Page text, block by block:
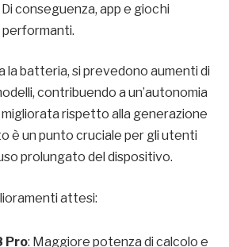
conseguenza, app e giochi
performanti.
la batteria, si prevedono aumenti di
contribuendo a un’autonomia
rispetto alla generazione
è un punto cruciale per gli utenti
prolungato del dispositivo.
attesi:
Pro: Maggiore potenza di calcolo e